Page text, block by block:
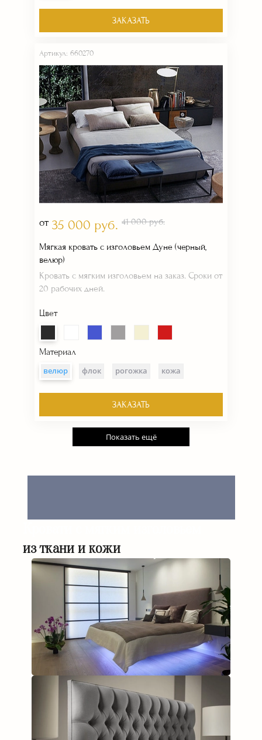
ЗАКАЗАТЬ
Артикул: 660270
от 35 000 руб. 41 000 руб.
Мягкая кровать с изголовьем Дуне (черный,
велюр)
Кровать с мягким изголовьем на заказ. Сроки от
20 рабочих дней.
Цвет
Материал
велюр
флок рогожка кожа
ЗАКАЗАТЬ
Показать ещё
из ткани и кожи